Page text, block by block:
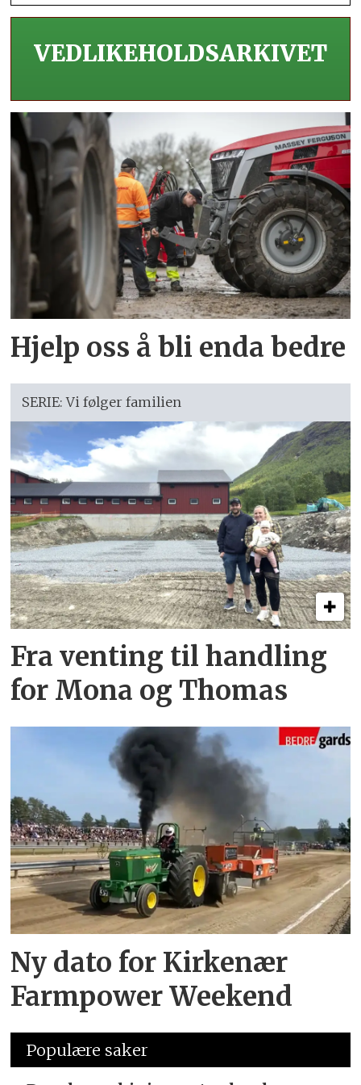
VEDLIKEHOLDS­ARKIVET
Hjelp oss å bli enda bedre
SERIE: Vi følger familien
Fra venting til handling
for Mona og Thomas
Ny dato for Kirkenær
Farmpower Weekend
Populære saker